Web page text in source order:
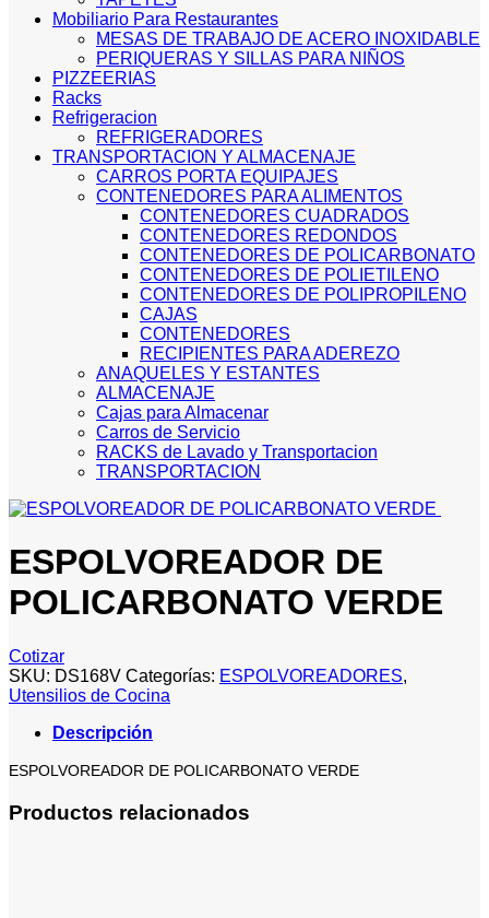
Mobiliario Para Restaurantes
MESAS DE TRABAJO DE ACERO INOXIDABLE
PERIQUERAS Y SILLAS PARA NIÑOS
PIZZEERIAS
Racks
Refrigeracion
REFRIGERADORES
TRANSPORTACION Y ALMACENAJE
CARROS PORTA EQUIPAJES
CONTENEDORES PARA ALIMENTOS
CONTENEDORES CUADRADOS
CONTENEDORES REDONDOS
CONTENEDORES DE POLICARBONATO
CONTENEDORES DE POLIETILENO
CONTENEDORES DE POLIPROPILENO
CAJAS
CONTENEDORES
RECIPIENTES PARA ADEREZO
ANAQUELES Y ESTANTES
ALMACENAJE
Cajas para Almacenar
Carros de Servicio
RACKS de Lavado y Transportacion
TRANSPORTACION
ESPOLVOREADOR DE
POLICARBONATO VERDE
Cotizar
SKU: DS168V Categorías: ESPOLVOREADORES,
Utensilios de Cocina
Descripción
ESPOLVOREADOR DE POLICARBONATO VERDE
Productos relacionados